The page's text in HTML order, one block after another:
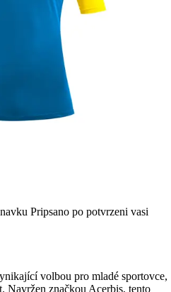
Pripsano po potvrzeni vasi
volbou pro mladé sportovce,
Navržen značkou Acerbis, tento